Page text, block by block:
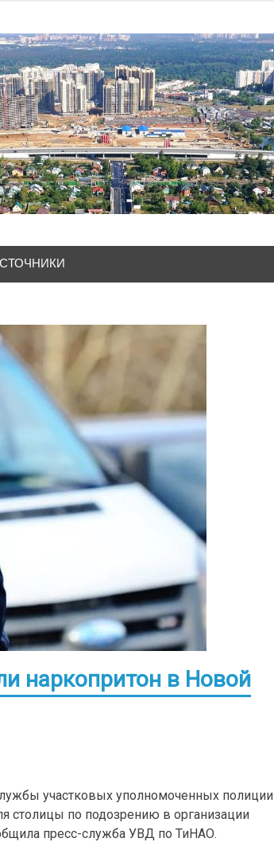
наркопритон в Новой
участковых уполномоченных полиции
столицы по подозрению в организации
пресс-служба УВД по ТиНАО.